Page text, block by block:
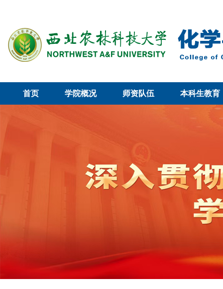
首页 学院概况 师资队伍 本科生教育